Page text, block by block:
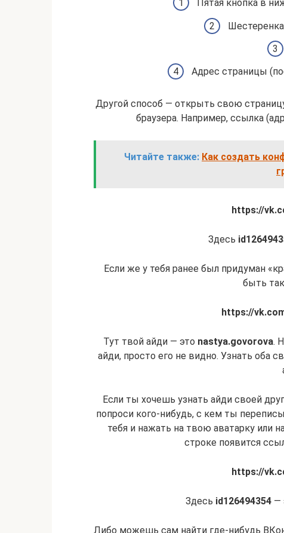
Пятая кнопка в
Адрес страницы
Другой способ — открыть свою
браузера. Например, ссылка
Читайте также: Как создать
https://
Здесь
Если же у тебя ранее был придуман
быть
https://
Тут твой айди — это nastya.govorova.
айди, просто его не видно. Узнать оба
Если ты хочешь узнать айди своей
попроси кого-нибудь, с кем ты
тебя и нажать на твою аватарку или
строке появится
https://
Здесь id126494354—
Либо можешь сам найти где-нибудь